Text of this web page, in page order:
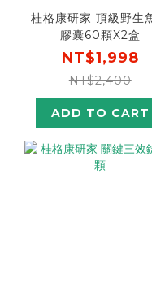
桂格康研家 頂級野生
膠囊60顆X2盒
NT$1,998
NT$2,400
ADD TO CART